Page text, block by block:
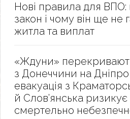
Нові правила для ВПО:
закон і чому він ще не
житла та виплат
«Ждуни»
з Донеччини на Дніпро
евакуація з
й Слов’янська ризикує
смертельно